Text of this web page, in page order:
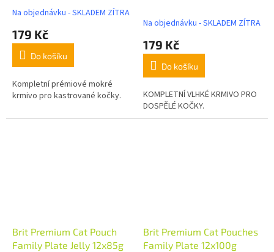
12x100g
Průměrné
produktu
5,0
5
hvězdiček.
Na objednávku - SKLADEM ZÍTRA
179 Kč
Do košíku
Kompletní prémiové mokré
krmivo pro kastrované kočky.
Na objednávku - SKLADEM ZÍTRA
179 Kč
Do košíku
KOMPLETNÍ VLHKÉ KRMIVO PRO
DOSPĚLÉ KOČKY.
Brit Premium Cat Pouch
Family Plate Jelly 12x85g
Brit Premium Cat Pouches
Family Plate 12x100g